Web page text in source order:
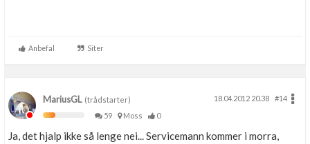
Anbefal Siter
MariusGL(trådstarter) 18.04.2012 20.38
#14
59
Moss 0
Ja, det hjalp ikke så lenge nei... Servicemann kommer i morra,